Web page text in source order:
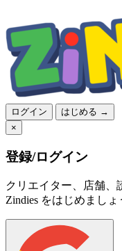
ログイン
はじめる →
×
登録/ログイン
クリエイター、店舗、
Zindies をはじめましょ